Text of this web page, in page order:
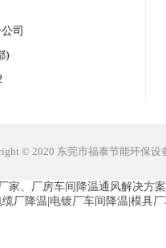
司
)
© 2020 东莞市福泰节能环保设
家、厂房车间降温通风解决方
厂降温|电镀厂车间降温|模具